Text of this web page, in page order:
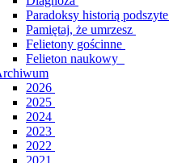
Paradoksy historią podszyte
Pamiętaj, że umrzesz
Felietony gościnne
Felieton naukowy
2026
2025
2024
2023
2022
2021